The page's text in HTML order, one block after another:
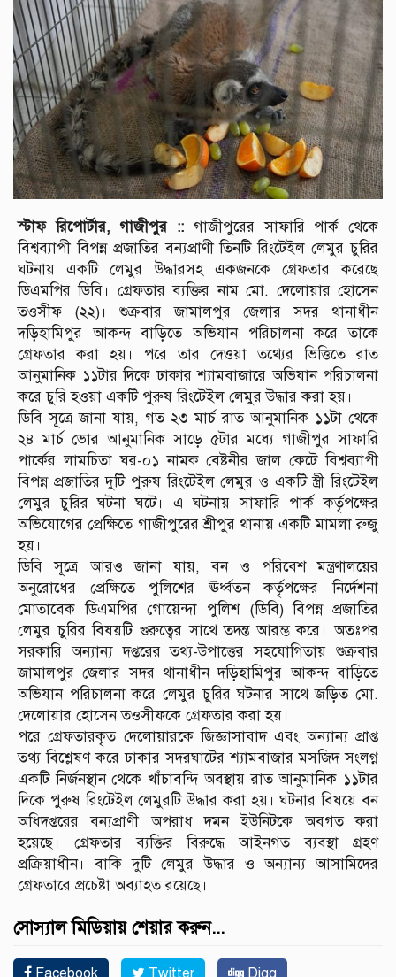
স্টাফ রিপোর্টার, গাজীপুর :: গাজীপুরের সাফারি পার্ক থেকে
বিশ্বব্যাপী বিপন্ন প্রজাতির বন্যপ্রাণী তিনটি রিংটেইল লেমুর চুরির
ঘটনায় একটি লেমুর উদ্ধারসহ একজনকে গ্রেফতার করেছে
ডিএমপির ডিবি। গ্রেফতার ব্যক্তির নাম মো. দেলোয়ার হোসেন
তওসীফ (২২)। শুক্রবার জামালপুর জেলার সদর থানাধীন
দড়িহামিপুর আকন্দ বাড়িতে অভিযান পরিচালনা করে তাকে
গ্রেফতার করা হয়। পরে তার দেওয়া তথ্যের ভিত্তিতে রাত
আনুমানিক ১১টার দিকে ঢাকার শ্যামবাজারে অভিযান পরিচালনা
করে চুরি হওয়া একটি পুরুষ রিংটেইল লেমুর উদ্ধার করা হয়।
ডিবি সূত্রে জানা যায়, গত ২৩ মার্চ রাত আনুমানিক ১১টা থেকে
২৪ মার্চ ভোর আনুমানিক সাড়ে ৫টার মধ্যে গাজীপুর সাফারি
পার্কের লামচিতা ঘর-০১ নামক বেষ্টনীর জাল কেটে বিশ্বব্যাপী
বিপন্ন প্রজাতির দুটি পুরুষ রিংটেইল লেমুর ও একটি স্ত্রী রিংটেইল
লেমুর চুরির ঘটনা ঘটে। এ ঘটনায় সাফারি পার্ক কর্তৃপক্ষের
অভিযোগের প্রেক্ষিতে গাজীপুরের শ্রীপুর থানায় একটি মামলা রুজু
হয়।
ডিবি সূত্রে আরও জানা যায়, বন ও পরিবেশ মন্ত্রণালয়ের
অনুরোধের প্রেক্ষিতে পুলিশের ঊর্ধ্বতন কর্তৃপক্ষের নির্দেশনা
মোতাবেক ডিএমপির গোয়েন্দা পুলিশ (ডিবি) বিপন্ন প্রজাতির
লেমুর চুরির বিষয়টি গুরুত্বের সাথে তদন্ত আরম্ভ করে। অতঃপর
সরকারি অন্যান্য দপ্তরের তথ্য-উপাত্তের সহযোগিতায় শুক্রবার
জামালপুর জেলার সদর থানাধীন দড়িহামিপুর আকন্দ বাড়িতে
অভিযান পরিচালনা করে লেমুর চুরির ঘটনার সাথে জড়িত মো.
দেলোয়ার হোসেন তওসীফকে গ্রেফতার করা হয়।
পরে গ্রেফতারকৃত দেলোয়ারকে জিজ্ঞাসাবাদ এবং অন্যান্য প্রাপ্ত
তথ্য বিশ্লেষণ করে ঢাকার সদরঘাটের শ্যামবাজার মসজিদ সংলগ্ন
একটি নির্জনস্থান থেকে খাঁচাবন্দি অবস্থায় রাত আনুমানিক ১১টার
দিকে পুরুষ রিংটেইল লেমুরটি উদ্ধার করা হয়। ঘটনার বিষয়ে বন
অধিদপ্তরের বন্যপ্রাণী অপরাধ দমন ইউনিটকে অবগত করা
হয়েছে। গ্রেফতার ব্যক্তির বিরুদ্ধে আইনগত ব্যবস্থা গ্রহণ
প্রক্রিয়াধীন। বাকি দুটি লেমুর উদ্ধার ও অন্যান্য আসামিদের
গ্রেফতারে প্রচেষ্টা অব্যাহত রয়েছে।
সোস্যাল মিডিয়ায় শেয়ার করুন...